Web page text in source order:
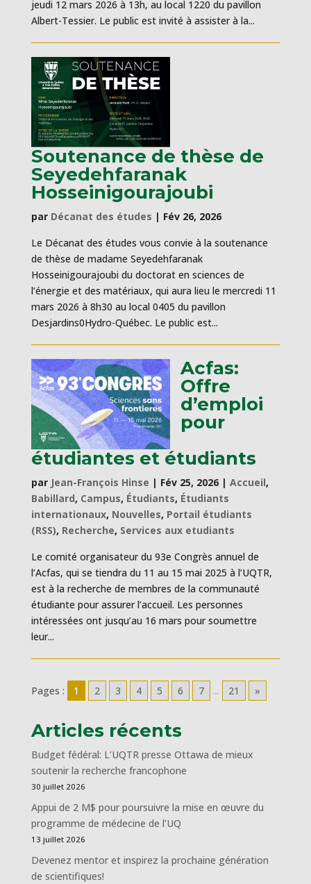
jeudi 12 mars 2026 à 13h, au local 1220 du pavillon
Albert-Tessier. Le public est invité à assister à la...
Soutenance de thèse de
Seyedehfaranak
Hosseinigourajoubi
par Décanat des études | Fév 26, 2026
Le Décanat des études vous convie à la soutenance
de thèse de madame Seyedehfaranak
Hosseinigourajoubi du doctorat en sciences de
l’énergie et des matériaux, qui aura lieu le mercredi 11
mars 2026 à 8h30 au local 0405 du pavillon
Desjardins0Hydro-Québec. Le public est...
Acfas:
Offre
d’emploi
pour
étudiantes et étudiants
par Jean-François Hinse | Fév 25, 2026| Accueil,
Babillard, Campus, Étudiants, Étudiants
internationaux, Nouvelles, Portail étudiants
(RSS), Recherche, Services aux etudiants
Le comité organisateur du 93e Congrès annuel de
l’Acfas, qui se tiendra du 11 au 15 mai 2025 à l’UQTR,
est à la recherche de membres de la communauté
étudiante pour assurer l’accueil. Les personnes
intéressées ont jusqu’au 16 mars pour soumettre
leur...
Pages : 1 2 3 4 5 6 7 ... 21 »
Articles récents
Budget fédéral: L’UQTR presse Ottawa de mieux
soutenir la recherche francophone
30 juillet 2026
Appui de 2 M$ pour poursuivre la mise en œuvre du
programme de médecine de l’UQ
13 juillet 2026
Devenez mentor et inspirez la prochaine génération
de scientifiques!